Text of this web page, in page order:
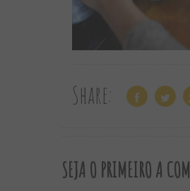
Share:
SEJA O PRIMEIRO A